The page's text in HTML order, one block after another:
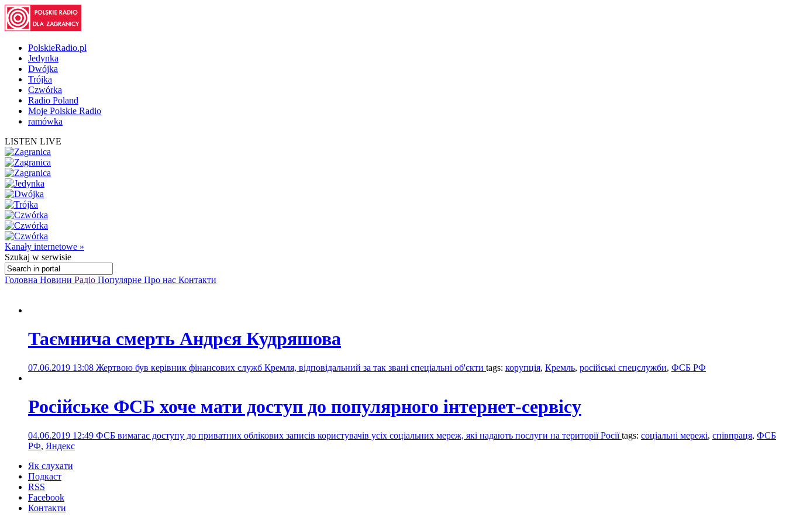
PolskieRadio.pl
Jedynka
Dwójka
Trójka
Czwórka
Radio Poland
Moje Polskie Radio
ramówka
LISTEN LIVE
Kanały internetowe »
Szukaj w serwisie
Головна Новини Радіо Популярне Про нас Контакти
Таємнича смерть Андрєя Кудряшова
07.06.2019 13:08 Жертвою був керівник фінансових служб Кремля, відповідальний за так звані спеціальні об'єкти tags: корупція, Кремль, російські спецслужби, ФСБ РФ
Російське ФСБ хоче мати доступ до популярного інтернет-сервісу
04.06.2019 12:49 ФСБ вимагає доступу до приватних облікових записів користувачів усіх соціальних мереж, які надають послуги на території Росіїtags: соціальні мережі, співпраця, ФСБ
РФ, Яндекс
Як слухати
Подкаст
RSS
Facebook
Контакти